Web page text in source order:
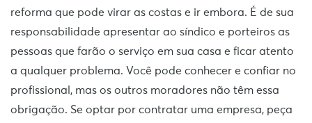
reforma que pode virar as costas e ir embora. É de sua
responsabilidade apresentar ao síndico e porteiros as
pessoas que farão o serviço em sua casa e ficar atento
a qualquer problema. Você pode conhecer e confiar no
profissional, mas os outros moradores não têm essa
obrigação. Se optar por contratar uma empresa, peça